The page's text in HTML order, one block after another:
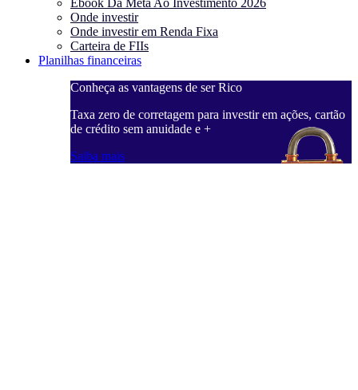
Ebook Da Meta Ao Investimento 2026
Onde investir
Onde investir em Renda Fixa
Carteira de FIIs
Planilhas financeiras
Conheça as vantagens de ser Rico
Taxa zero de corretagem para investir em ações, cartão
de crédito sem anuidade e +
Saiba mais